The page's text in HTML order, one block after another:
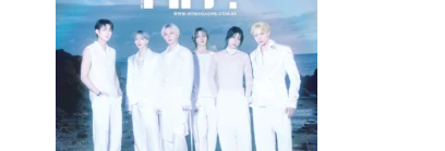
HIT!Leituras
HIT!Diary
HIT!Lyrics